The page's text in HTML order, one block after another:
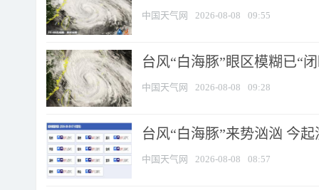
中国天气网 2026-08-08 09:55
台风“白海豚”眼区模糊已“
中国天气网 2026-08-08 09:28
台风“白海豚”来势汹汹 今
中国天气网 2026-08-08 08:57